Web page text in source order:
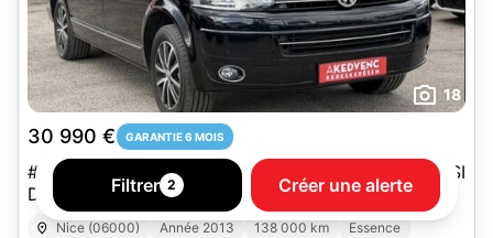
18
30 990 € GARANTIE 6 MOIS
# VOLKSWAGEN T5 MULTIVAN HIGHLINE 2.0 TSI
DSG – 204 CH – 30 999 €
Nice (06000) Année 2013 138 000 km Essence
Filtrer 2 Créer une alerte